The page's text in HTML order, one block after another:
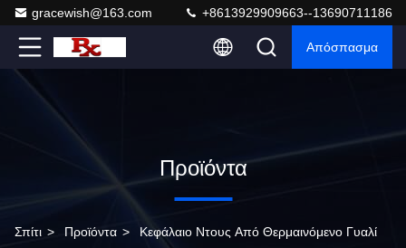
gracewish@163.com +8613929909663--13690711186
Απόσπασμα
Προϊόντα
Σπίτι > Προϊόντα > Κεφάλαιο Ντους Από Θερμαινόμενο Γυαλί